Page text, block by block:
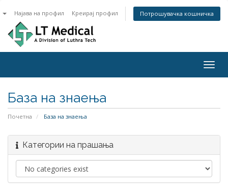
Најава на профил Креирај профил Потрошувачка кошничка
База на знаења
Почетна База на знаења
Категории на прашања